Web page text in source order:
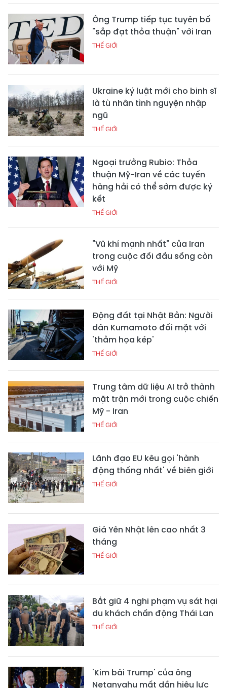
Ông Trump tiếp tục tuyên bố
"sắp đạt thỏa thuận" với Iran
THẾ GIỚI
Ukraine ký luật mới cho binh sĩ
là tù nhân tình nguyện nhập
ngũ
THẾ GIỚI
Ngoại trưởng Rubio: Thỏa
thuận Mỹ-Iran về các tuyến
hàng hải có thể sớm được ký
kết
THẾ GIỚI
"Vũ khí mạnh nhất" của Iran
trong cuộc đối đầu sống còn
với Mỹ
THẾ GIỚI
Động đất tại Nhật Bản: Người
dân Kumamoto đối mặt với
'thảm họa kép'
THẾ GIỚI
Trung tâm dữ liệu AI trở thành
mặt trận mới trong cuộc chiến
Mỹ - Iran
THẾ GIỚI
Lãnh đạo EU kêu gọi 'hành
động thống nhất' về biên giới
THẾ GIỚI
Giá Yên Nhật lên cao nhất 3
tháng
THẾ GIỚI
Bắt giữ 4 nghi phạm vụ sát hại
du khách chấn động Thái Lan
THẾ GIỚI
'Kim bài Trump' của ông
Netanyahu mất dần hiệu lực